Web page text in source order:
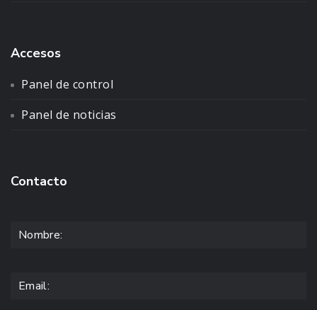
Accesos
Panel de control
Panel de noticias
Contacto